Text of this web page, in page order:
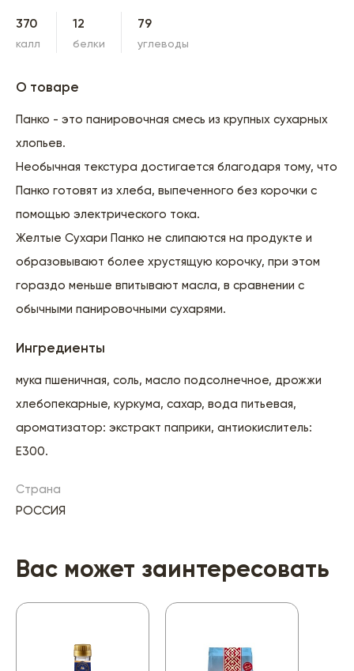
370
калл
12
белки
79
углеводы
О товаре
Панко - это панировочная смесь из крупных сухарных
хлопьев.
Необычная текстура достигается благодаря тому, что
Панко готовят из хлеба, выпеченного без корочки с
помощью электрического тока.
Желтые Сухари Панко не слипаются на продукте и
образовывают более хрустящую корочку, при этом
гораздо меньше впитывают масла, в сравнении с
обычными панировочными сухарями.
Ингредиенты
мука пшеничная, соль, масло подсолнечное, дрожжи
хлебопекарные, куркума, сахар, вода питьевая,
ароматизатор: экстракт паприки, антиокислитель:
Е300.
Страна
РОССИЯ
Вас может заинтересовать